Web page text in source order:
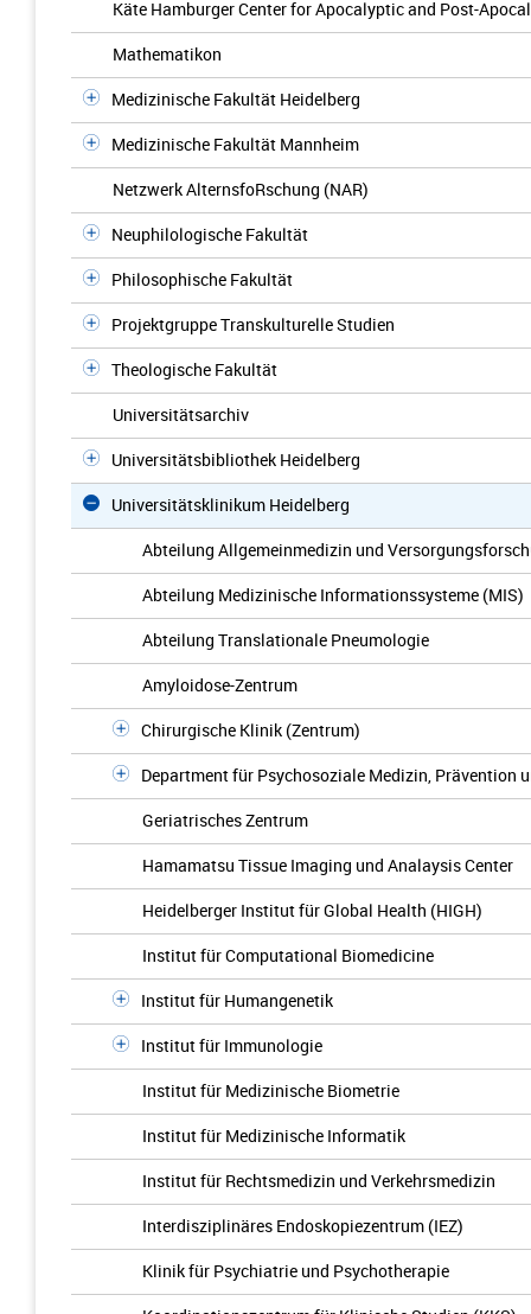
Käte Hamburger Center for Apocalyptic and Post-
Mathematikon
Medizinische Fakultät Heidelberg
Medizinische Fakultät Mannheim
Netzwerk AlternsfoRschung (NAR)
Neuphilologische Fakultät
Philosophische Fakultät
Projektgruppe Transkulturelle Studien
Theologische Fakultät
Universitätsarchiv
Universitätsbibliothek Heidelberg
Universitätsklinikum Heidelberg
Abteilung Allgemeinmedizin und
Abteilung Medizinische Informationssysteme (MIS)
Abteilung Translationale Pneumologie
Amyloidose-Zentrum
Chirurgische Klinik (Zentrum)
Department für Psychosoziale Medizin, Prävention
Geriatrisches Zentrum
Hamamatsu Tissue Imaging und Analaysis Center
Heidelberger Institut für Global Health (HIGH)
Institut für Computational Biomedicine
Institut für Humangenetik
Institut für Immunologie
Institut für Medizinische Biometrie
Institut für Medizinische Informatik
Institut für Rechtsmedizin und Verkehrsmedizin
Interdisziplinäres Endoskopiezentrum (IEZ)
Klinik für Psychiatrie und Psychotherapie